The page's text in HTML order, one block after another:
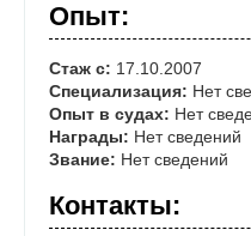
Опыт:
Стаж с: 17.10.2007
Специализация: Нет
Опыт в судах: Нет
Награды: Нет сведений
Звание: Нет сведений
Контакты: